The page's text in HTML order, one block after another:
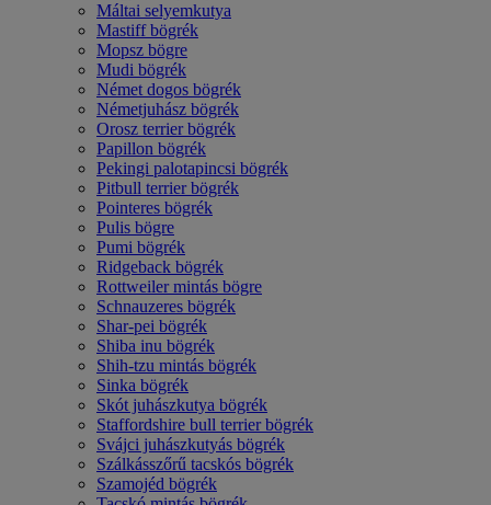
Máltai selyemkutya
Mastiff bögrék
Mopsz bögre
Mudi bögrék
Német dogos bögrék
Németjuhász bögrék
Orosz terrier bögrék
Papillon bögrék
Pekingi palotapincsi bögrék
Pitbull terrier bögrék
Pointeres bögrék
Pulis bögre
Pumi bögrék
Ridgeback bögrék
Rottweiler mintás bögre
Schnauzeres bögrék
Shar-pei bögrék
Shiba inu bögrék
Shih-tzu mintás bögrék
Sinka bögrék
Skót juhászkutya bögrék
Staffordshire bull terrier bögrék
Svájci juhászkutyás bögrék
Szálkásszőrű tacskós bögrék
Szamojéd bögrék